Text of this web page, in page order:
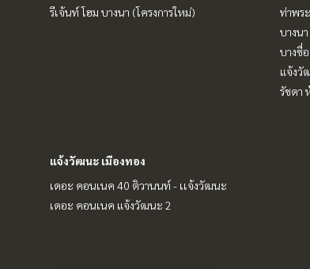
รีเจ้นท์ โฮม บางนา (โครงการใหม่)
แจ้งวัฒนะ เมืองทอง
เดอะ คอนเนค 40 ติวานนท์ - เเจ้งวัฒนะ
เดอะ คอนเนค แจ้งวัฒนะ 2
ท่าพร
บางน
บางซื่
แจ้งวั
รัชดา